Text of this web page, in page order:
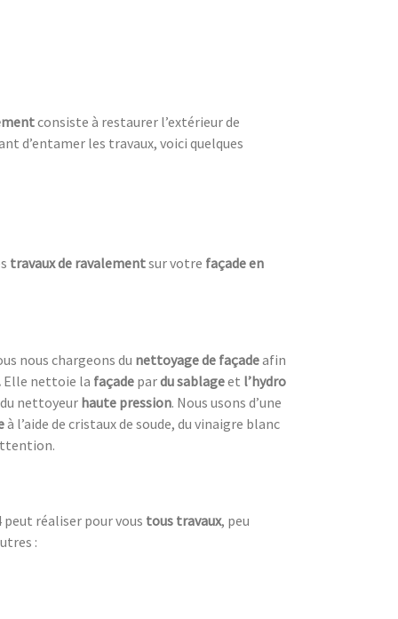
consiste à restaurer l’extérieur de
d’entamer les travaux, voici quelques
travaux de ravalementsur votre façade en
nous chargeons du nettoyage de façadeafin
Elle nettoie la façade pardu sablageet l’hydro
nettoyeur haute pression. Nous usons d’une
à l’aide de cristaux de soude, du vinaigre blanc
peut réaliser pour vous tous travaux, peu
: